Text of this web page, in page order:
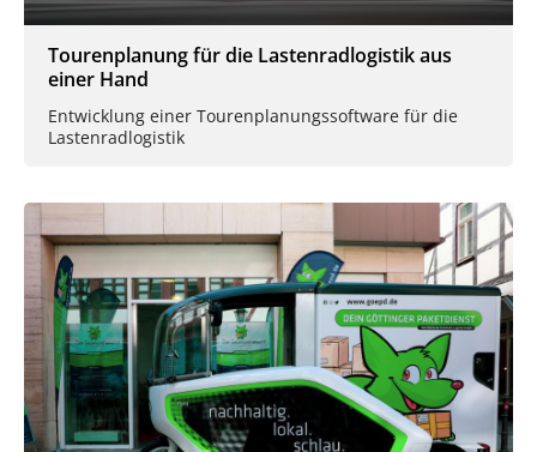
Tourenplanung für die Lastenradlogistik aus
einer Hand
Entwicklung einer Tourenplanungssoftware für die
Lastenradlogistik